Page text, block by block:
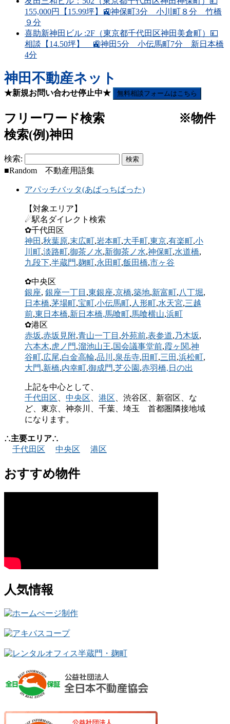
155,000円【15.99坪】🚉神保町3分 小川町８分 竹橋
９分
喜助新神田ビル :2F（東京都千代田区神田美倉町）💴
相談【14.50坪】 🚉神田5分 小伝馬町7分 新日本橋
4分
神田不動産ネット
★新規お問い合わせ停止中★ 無料相談フォームはこちら
フリーワード検索 ※物件
検索(例)神田
検索:
■Random 不動産用語集
アパッチバッタ(あばっちばった)
【対象エリア】
☄駅名ダイレクト検索
✿千代田区
神田 ,秋葉原,末広町,岩本町,大手町,東京,有楽町,小
川町,淡路町,御茶ノ水,新御茶ノ水,神保町,水道橋,
九段下,半蔵門,麹町,永田町,飯田橋,市ヶ谷
✿中央区
銀座, 銀座一丁目 ,東銀座,京橋,築地,新富町,八丁堀,
日本橋,茅場町,宝町,小伝馬町, 人形町,水天宮,三越
前,東日本橋,新日本橋,馬喰町,馬喰横山,浜町
✿港区
赤坂,赤坂見附,青山一丁目 ,外苑前,表参道,乃木坂,
六本木,虎ノ門,溜池山王,国会議事堂前,霞ヶ関,神
谷町,広尾,白金高輪,品川 ,泉岳寺,田町,三田 ,浜松町,
大門,新橋,内幸町,御成門,芝公園 ,赤羽橋, 日の出
上記を中心として、
千代田区
中央区 港区 、渋谷区、新宿区、な
ど、東京、神奈川、千葉、埼玉 首都圏隣接地域
になります。
∴主要エリア∴
千代田区
中央区 港区
おすすめ物件
人気情報